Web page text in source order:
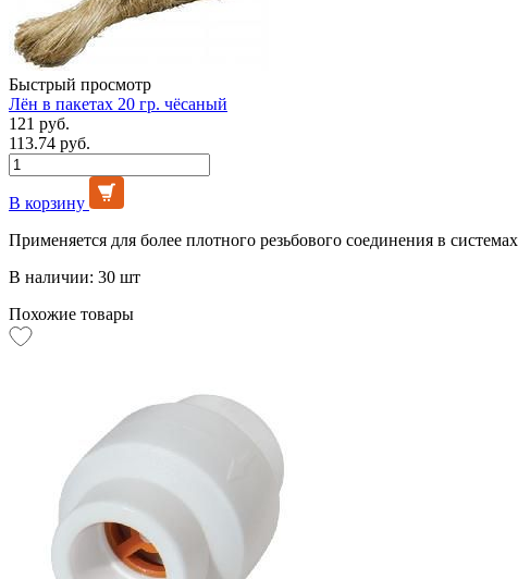
Быстрый просмотр
Лён в пакетах 20 гр. чёсаный
121 руб.
113.74 руб.
В корзину
Применяется для более плотного резьбового соединения в
В наличии: 30 шт
Похожие товары